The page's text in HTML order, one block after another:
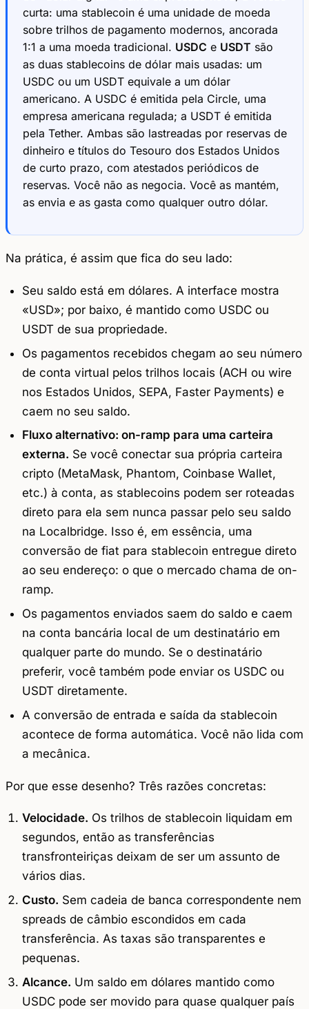
curta: uma stablecoin é uma unidade de moeda
sobre trilhos de pagamento modernos, ancorada
1:1 a uma moeda tradicional. USDC e USDT são
as duas stablecoins de dólar mais usadas: um
USDC ou um USDT equivale a um dólar
americano. A USDC é emitida pela Circle, uma
empresa americana regulada; a USDT é emitida
pela Tether. Ambas são lastreadas por reservas de
dinheiro e títulos do Tesouro dos Estados Unidos
de curto prazo, com atestados periódicos de
reservas. Você não as negocia. Você as mantém,
as envia e as gasta como qualquer outro dólar.
Na prática, é assim que fica do seu lado:
Seu saldo está em dólares. A interface mostra
«USD»; por baixo, é mantido como USDC ou
USDT de sua propriedade.
Os pagamentos recebidos chegam ao seu número
de conta virtual pelos trilhos locais (ACH ou wire
nos Estados Unidos, SEPA, Faster Payments) e
caem no seu saldo.
Fluxo alternativo: on-ramp para uma carteira
externa. Se você conectar sua própria carteira
cripto (MetaMask, Phantom, Coinbase Wallet,
etc.) à conta, as stablecoins podem ser roteadas
direto para ela sem nunca passar pelo seu saldo
na Localbridge. Isso é, em essência, uma
conversão de fiat para stablecoin entregue direto
ao seu endereço: o que o mercado chama de on-
ramp.
Os pagamentos enviados saem do saldo e caem
na conta bancária local de um destinatário em
qualquer parte do mundo. Se o destinatário
preferir, você também pode enviar os USDC ou
USDT diretamente.
A conversão de entrada e saída da stablecoin
acontece de forma automática. Você não lida com
a mecânica.
Por que esse desenho? Três razões concretas:
Velocidade. Os trilhos de stablecoin liquidam em
segundos, então as transferências
transfronteiriças deixam de ser um assunto de
vários dias.
Custo. Sem cadeia de banca correspondente nem
spreads de câmbio escondidos em cada
transferência. As taxas são transparentes e
pequenas.
Alcance. Um saldo em dólares mantido como
USDC pode ser movido para quase qualquer país